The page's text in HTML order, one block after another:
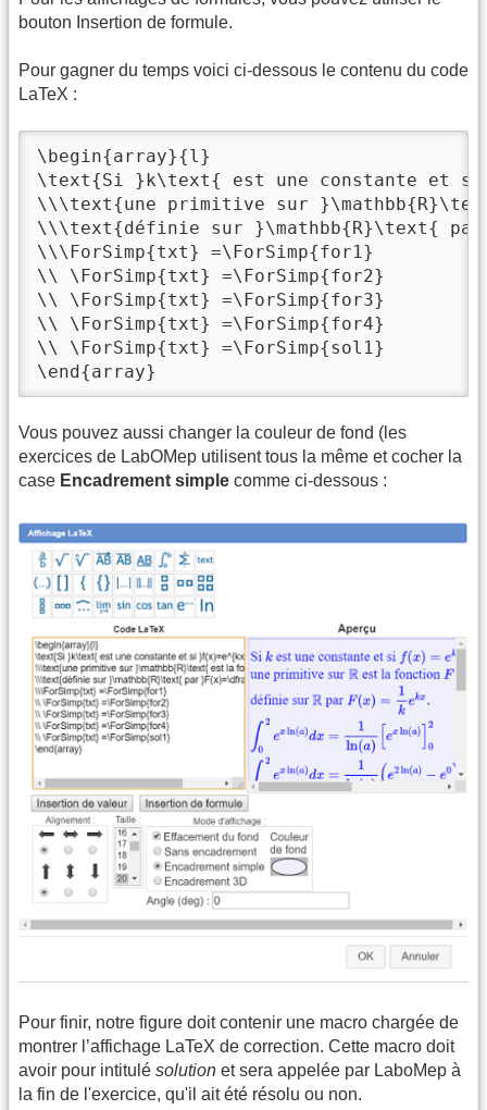
bouton Insertion de formule.
Pour gagner du temps voici ci-dessous le contenu du code
LaTeX :
\begin{array}{l}
\text{Si }k\text{ est une constante et
\\\text{une primitive sur
\\\text{définie sur }\mathbb{R}\text{
\\\ForSimp{txt} =\ForSimp{for1}
\\ \ForSimp{txt} =\ForSimp{for2}
\\ \ForSimp{txt} =\ForSimp{for3}
\\ \ForSimp{txt} =\ForSimp{for4}
\\ \ForSimp{txt} =\ForSimp{sol1}
\end{array}
Vous pouvez aussi changer la couleur de fond (les
exercices de LabOMep utilisent tous la même et cocher la
case Encadrement simple comme ci-dessous :
Pour finir, notre figure doit contenir une macro chargée de
montrer l’affichage LaTeX de correction. Cette macro doit
avoir pour intitulé solution et sera appelée par LaboMep à
la fin de l'exercice, qu'il ait été résolu ou non.